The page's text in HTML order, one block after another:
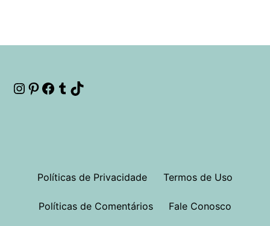
Instagram
Pinterest
Facebook
Tumblr
Políticas de Privacidade Termos de Uso
Políticas de Comentários Fale Conosco